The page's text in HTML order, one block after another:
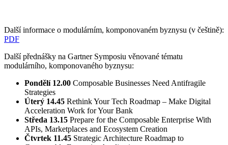
Další informace o modulárním, komponovaném byznysu (v češtině):
PDF
Další přednášky na Gartner Symposiu věnované tématu
modulárního, komponovaného byznysu:
Pondělí 12.00 Composable Businesses Need Antifragile
Strategies
Úterý 14.45 Rethink Your Tech Roadmap – Make Digital
Acceleration Work for Your Bank
Středa 13.15 Prepare for the Composable Enterprise With
APIs, Marketplaces and Ecosystem Creation
Čtvrtek 11.45 Strategic Architecture Roadmap to